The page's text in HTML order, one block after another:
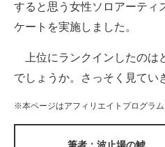
ITエンジニア向け専門サイト
企業向けIT製品の総合サイト
IT製品の技術・比較・事例
すると思う女性ソロアーティ
ケートを実施しました。
上位にランクインしたのは
でしょうか。さっそく見てい
※本ページはアフィリエイトプログラ